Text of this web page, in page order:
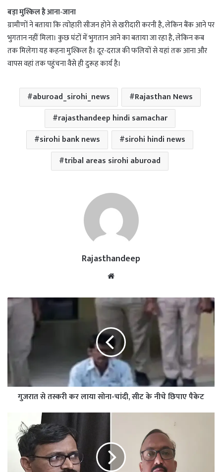
बड़ा मुश्किल है आना-जाना
ग्रामीणों ने बताया कि त्योहारी सीजन होने से खरीदारी करनी है, लेकिन बैंक आने पर
भुगतान नहीं मिला। कुछ घंटों में भुगतान आने का बताया जा रहा है, लेकिन कब
तक मिलेगा यह कहना मुश्किल है। दूर-दराज की फलियों से यहां तक आना और
वापस वहां तक पहुंचना वैसे ही दुरूह कार्य है।
aburoad_sirohi_news
Rajasthan News
rajasthandeep hindi samachar
sirohi bank news
sirohi hindi news
tribal areas sirohi aburoad
Rajasthandeep
गुजरात से तस्करी कर लाया सोना-चांदी, सीट के नीचे छिपाए पैकेट